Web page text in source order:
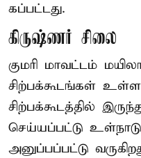
கப்பட்டது.
கிருஷ்ணர் சிலை
குமரி மாவட்டம்
சிற்பக்கூடங்கள்
சிற்பக்கூடத்தில்
செய்யப்பட்டு உள்நாடு
அனுப்பப்பட்டு